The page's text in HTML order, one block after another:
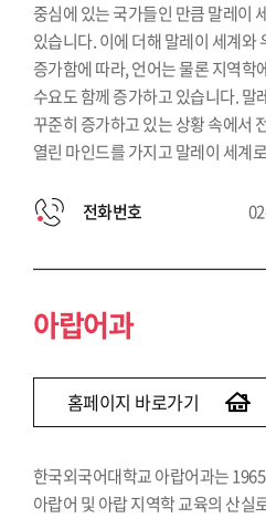
중심에 있는 국가들인 만큼 말레이
있습니다. 이에 더해 말레이 세계
증가함에 따라, 언어는 물론 지역학
수요도 함께 증가하고 있습니다.
꾸준히 증가하고 있는 상황 속에서
열린 마인드를 가지고 말레이 세계
전화번호
아랍어과
홈페이지 바로가기
한국외국어대학교 아랍어과는
아랍어 및 아랍 지역학 교육의 산실